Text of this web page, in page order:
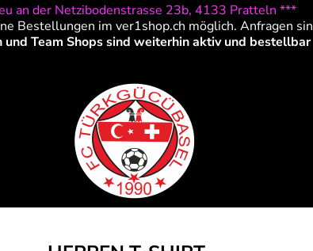
an der Netzibodenstrasse 23b, 4133 Pratteln ***
Bestellungen im ver1shop.ch möglich. Anfragen
und Team Shops sind weiterhin aktiv und bestellbar